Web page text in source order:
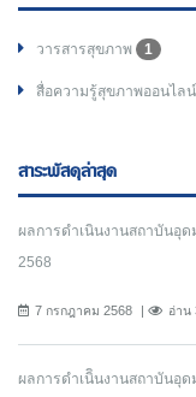
วารสารสุขภาพ 1
สื่อความรู้สุขภาพออนไลน์
สาระพัสดุล่าสุด
ผลการดำเนินงานสถาบันอุ
2568
7 กรกฎาคม 2568 อ่าน
ผลการดำเนิินงานสถาบันอุ